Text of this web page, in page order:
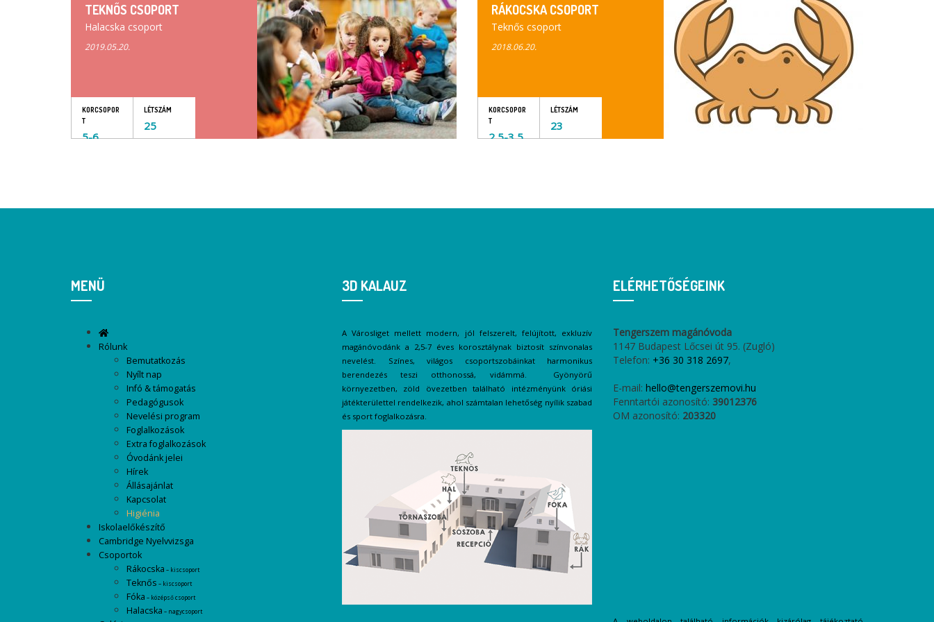
TEKNŐS CSOPORT
Halacska csoport
2019.05.20.
KORCSOPOR
T
5-6
LÉTSZÁM
25
RÁKOCSKA CSOPORT
Teknős csoport
2018.06.20.
KORCSOPOR
T
2,5-3,5
LÉTSZÁM
23
MENÜ
Rólunk
Bemutatkozás
Nyílt nap
Infó & támogatás
Pedagógusok
Nevelési program
Foglalkozások
Extra foglalkozások
Óvodánk jelei
Hírek
Állásajánlat
Kapcsolat
Higiénia
Iskolaelőkészítő
Cambridge Nyelvvizsga
Csoportok
Rákocska – kiscsoport
Teknős – kiscsoport
Fóka – középső csoport
Halacska – nagycsoport
3D KALAUZ
A Városliget mellett modern, jól felszerelt, felújított, exkluzív
magánóvodánk a 2,5-7 éves korosztálynak biztosít színvonalas
nevelést. Színes, világos csoportszobáinkat harmonikus
berendezés teszi otthonossá, vidámmá. Gyönyörű
környezetben, zöld övezetben található intézményünk óriási
játékterülettel rendelkezik, ahol számtalan lehetőség nyílik szabad
és sport foglalkozásra.
ELÉRHETŐSÉGEINK
Tengerszem magánóvoda
1147 Budapest Lőcsei út 95. (Zugló)
Telefon: +36 30 318 2697,
E-mail: hello@tengerszemovi.hu
Fenntartói azonosító: 39012376
OM azonosító: 203320